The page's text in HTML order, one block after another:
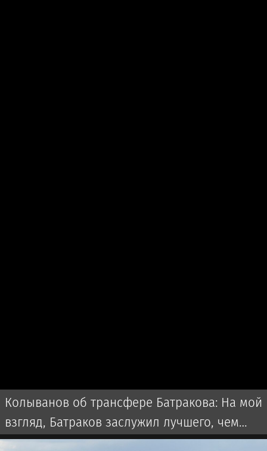
Колыванов об трансфере Батракова: На мой
взгляд, Батраков заслужил лучшего, чем
чемпионат Турции